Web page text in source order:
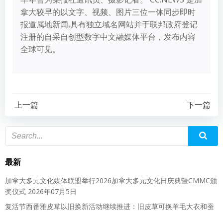
拿大较早的以文字、视频、图片三位一体同步即时
报道属地新闻,具有独立域名网站并于联邦政府登记
注册的自采自创型数字中文融媒体平台，发布内容
全球可见。
上一篇 下一篇
最新
加拿大多元文化媒体联盟举行2026加拿大多元文化日庆典暨CMMC颁
奖仪式 2026年07月5日
复活节西番雅皮草以旧换新活动继续推进：旧皮草可换羊毛大衣和蚕